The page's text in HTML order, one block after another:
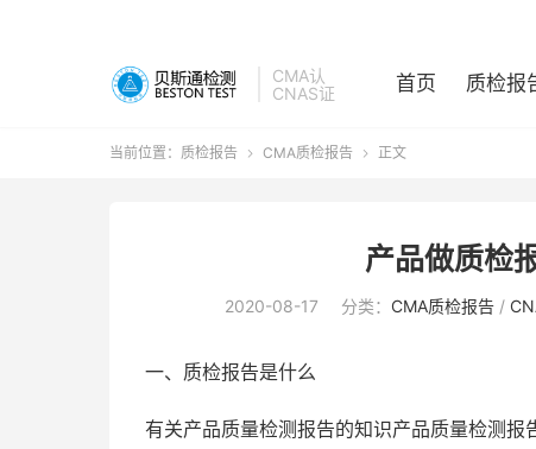
CMA认
CNAS证
首页 质检报
当前位置： 质检报告  CMA质检报告  正文
产品做质检
2020-08-17 分类： CMA质检报告 /
一、质检报告是什么
有关产品质量检测报告的知识产品质量检测